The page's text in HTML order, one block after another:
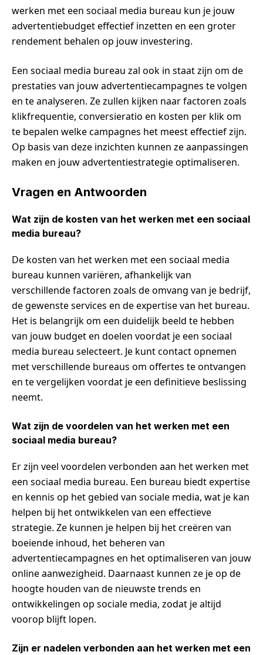
werken met een sociaal media bureau kun je jouw
advertentiebudget effectief inzetten en een groter
rendement behalen op jouw investering.
Een sociaal media bureau zal ook in staat zijn om de
prestaties van jouw advertentiecampagnes te volgen
en te analyseren. Ze zullen kijken naar factoren zoals
klikfrequentie, conversieratio en kosten per klik om
te bepalen welke campagnes het meest effectief zijn.
Op basis van deze inzichten kunnen ze aanpassingen
maken en jouw advertentiestrategie optimaliseren.
Vragen en Antwoorden
Wat zijn de kosten van het werken met een sociaal
media bureau?
De kosten van het werken met een sociaal media
bureau kunnen variëren, afhankelijk van
verschillende factoren zoals de omvang van je bedrijf,
de gewenste services en de expertise van het bureau.
Het is belangrijk om een duidelijk beeld te hebben
van jouw budget en doelen voordat je een sociaal
media bureau selecteert. Je kunt contact opnemen
met verschillende bureaus om offertes te ontvangen
en te vergelijken voordat je een definitieve beslissing
neemt.
Wat zijn de voordelen van het werken met een
sociaal media bureau?
Er zijn veel voordelen verbonden aan het werken met
een sociaal media bureau. Een bureau biedt expertise
en kennis op het gebied van sociale media, wat je kan
helpen bij het ontwikkelen van een effectieve
strategie. Ze kunnen je helpen bij het creëren van
boeiende inhoud, het beheren van
advertentiecampagnes en het optimaliseren van jouw
online aanwezigheid. Daarnaast kunnen ze je op de
hoogte houden van de nieuwste trends en
ontwikkelingen op sociale media, zodat je altijd
voorop blijft lopen.
Zijn er nadelen verbonden aan het werken met een